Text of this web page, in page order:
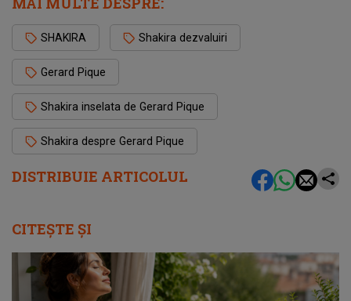
DISTRIBUIE ARTICOLUL
SHAKIRA Shakira dezvaluiri
Gerard Pique
Shakira inselata de Gerard Pique
Shakira despre Gerard Pique
CITEȘTE ȘI